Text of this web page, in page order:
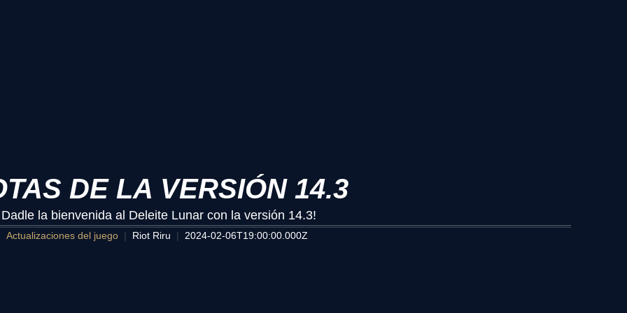
DE LA VERSIÓN 14.3
la bienvenida al Deleite Lunar con la versión 14.3!
Actualizaciones del juego Riot Riru 2024-02-06T19:00:00.000Z